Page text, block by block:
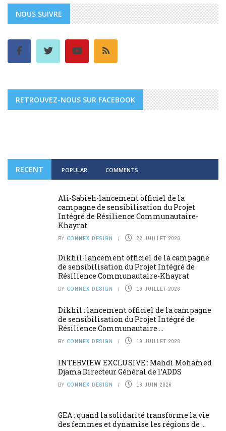
NOUS SUIVRE
RETROUVEZ-NOUS SUR FACEBOOK
RECENT POPULAR COMMENTS
Ali-Sabieh-lancement officiel de la
campagne de sensibilisation du Projet
Intégré de Résilience Communautaire-
Khayrat
BY CONNEX DESIGN 22 JUILLET 2026
Dikhil-lancement officiel de la campagne
de sensibilisation du Projet Intégré de
Résilience Communautaire-Khayrat
BY CONNEX DESIGN 19 JUILLET 2026
Dikhil : lancement officiel de la campagne
de sensibilisation du Projet Intégré de
Résilience Communautaire ...
BY CONNEX DESIGN 19 JUILLET 2026
INTERVIEW EXCLUSIVE : Mahdi Mohamed
Djama Directeur Général de l’ADDS
BY CONNEX DESIGN 18 JUIN 2026
GEA : quand la solidarité transforme la vie
des femmes et dynamise les régions de ...